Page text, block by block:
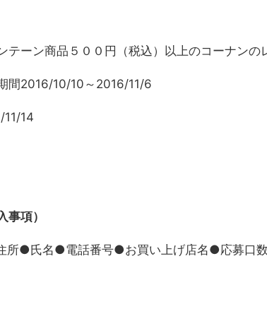
テーン商品５００円（税込）以上のコーナンの
間2016/10/10～2016/11/6
11/14
事項）
所●氏名●電話番号●お買い上げ店名●応募口数